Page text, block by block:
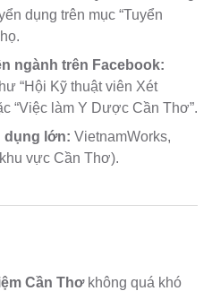
dụng trên mục “Tuyển
ngành trên Facebook:
“Hội Kỹ thuật viên Xét
“Việc làm Y Dược Cần Thơ”.
dụng lớn: VietnamWorks,
vực Cần Thơ).
Cần Thơkhông quá khó